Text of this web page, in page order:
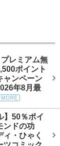
プレミアム無
ポイント
ャンペーン
年8月最
】50％ポイ
ンドの功
・ひゃく